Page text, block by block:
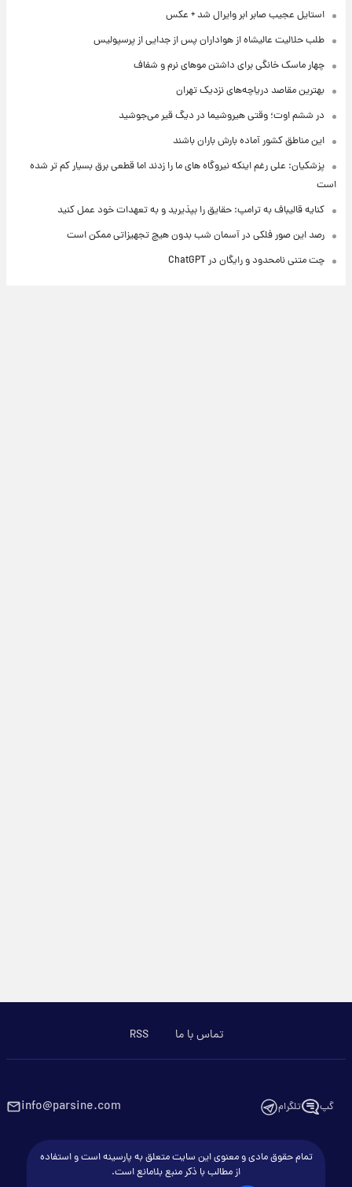
استایل عجیب صابر ابر وایرال شد + عکس
طلب حلالیت عالیشاه از هواداران پس از جدایی از پرسپولیس
چهار ماسک خانگی برای داشتن موهای نرم و شفاف
بهترین مقاصد دریاچه‌های نزدیک تهران
در ششم اوت؛ وقتی هیروشیما در دیگ قیر می‌جوشید
این مناطق کشور آماده بارش باران باشند
پزشکیان: علی رغم اینکه نیروگاه های ما را زدند اما قطعی برق بسیار کم تر شده
است
کنایه قالیباف به ترامپ: حقایق را بپذیرید و به تعهدات خود عمل کنید
رصد این صور فلکی در آسمان شب بدون هیچ تجهیزاتی ممکن است
چت متنی نامحدود و رایگان در ChatGPT
تماس با ما RSS
گپ تلگرام info@parsine.com
تمام حقوق مادی و معنوی این سایت متعلق به پارسینه است و استفاده
از مطالب با ذکر منبع بلامانع است.